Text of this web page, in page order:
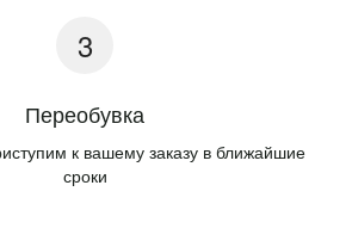
Переобувка
к вашему заказу в ближайшие
сроки